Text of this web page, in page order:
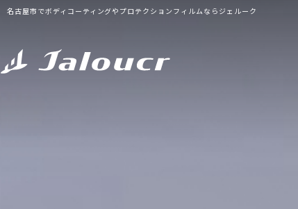
名古屋市でボディコーティングやプロテクションフィルムならジェルーク